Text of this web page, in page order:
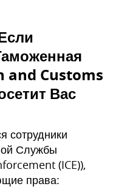
Customs
Вас
сотрудники
Службы
(ICE)),
права: